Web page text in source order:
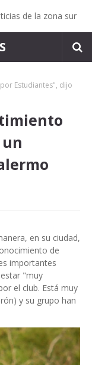
de la zona sur
Estudiantes", dijo
en su ciudad,
de
importantes
"muy
el club. Está muy
y su grupo han